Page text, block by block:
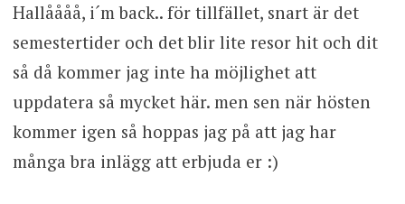
Hallåååå, i´m back.. för tillfället, snart är det
semestertider och det blir lite resor hit och dit
så då kommer jag inte ha möjlighet att
uppdatera så mycket här. men sen när hösten
kommer igen så hoppas jag på att jag har
många bra inlägg att erbjuda er :)